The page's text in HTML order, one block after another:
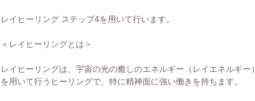
レイヒーリング ステップ4を用いて行います。
＜レイヒーリングとは＞
レイヒーリングは、宇宙の光の癒しのエネルギー（レイエネルギー）
を用いて行うヒーリングで、特に精神面に強い働きを持ちます。